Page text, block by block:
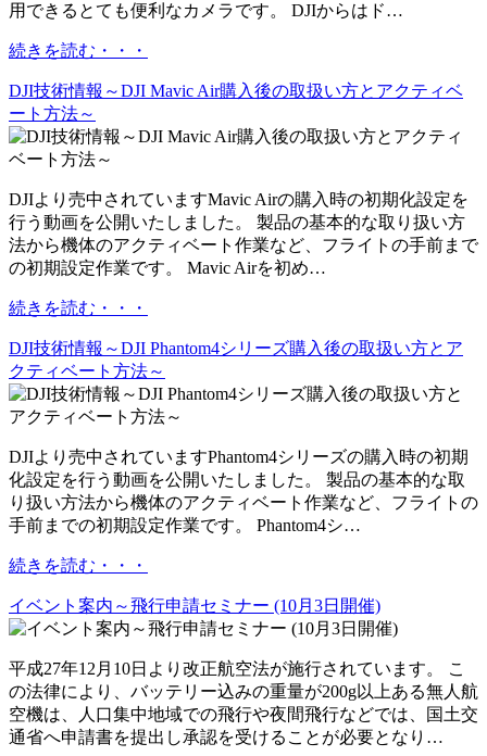
用できるとても便利なカメラです。 DJIからはド…
続きを読む・・・
DJI技術情報～DJI Mavic Air購入後の取扱い方とアクティベ
ート方法～
DJIより売中されていますMavic Airの購入時の初期化設定を
行う動画を公開いたしました。 製品の基本的な取り扱い方
法から機体のアクティベート作業など、フライトの手前まで
の初期設定作業です。 Mavic Airを初め…
続きを読む・・・
DJI技術情報～DJI Phantom4シリーズ購入後の取扱い方とア
クティベート方法～
DJIより売中されていますPhantom4シリーズの購入時の初期
化設定を行う動画を公開いたしました。 製品の基本的な取
り扱い方法から機体のアクティベート作業など、フライトの
手前までの初期設定作業です。 Phantom4シ…
続きを読む・・・
イベント案内～飛行申請セミナー (10月3日開催)
平成27年12月10日より改正航空法が施行されています。 こ
の法律により、バッテリー込みの重量が200g以上ある無人航
空機は、人口集中地域での飛行や夜間飛行などでは、国土交
通省へ申請書を提出し承認を受けることが必要となり…